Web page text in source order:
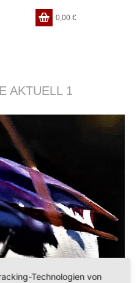
0,00€
AKTUELL 1
Technologien von